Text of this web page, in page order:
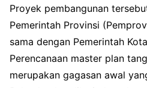
Proyek pembangunan
Pemerintah Provinsi
sama dengan Pemerintah
Perencanaan master plan
merupakan gagasan awal